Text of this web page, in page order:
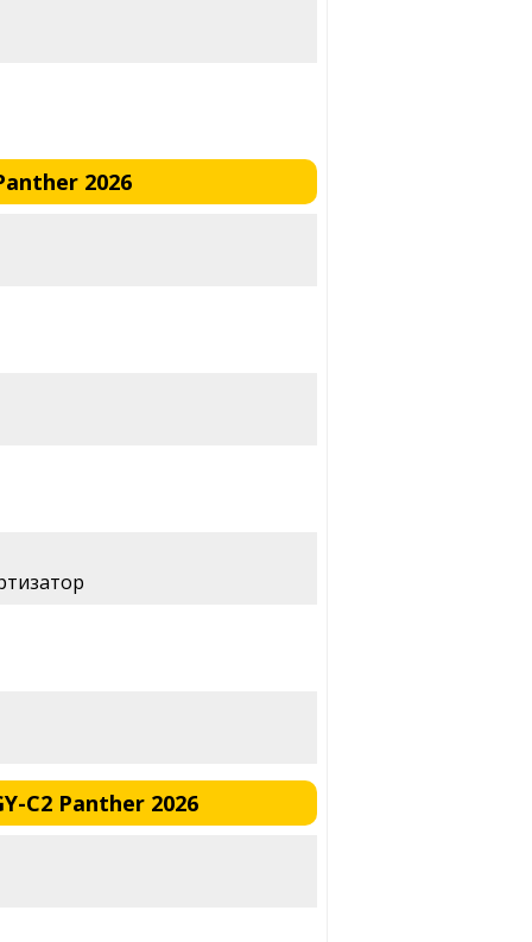
2026
C2 Panther 2026